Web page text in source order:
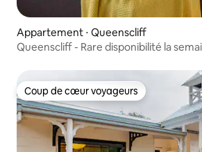
Appartement ⋅ Queenscliff
Queenscliff - Rare disponibilité la
Coup de cœur voyageurs
Coup de cœur voyageurs